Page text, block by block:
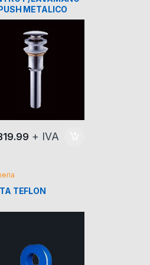
METALICO
+ IVA
TEFLON